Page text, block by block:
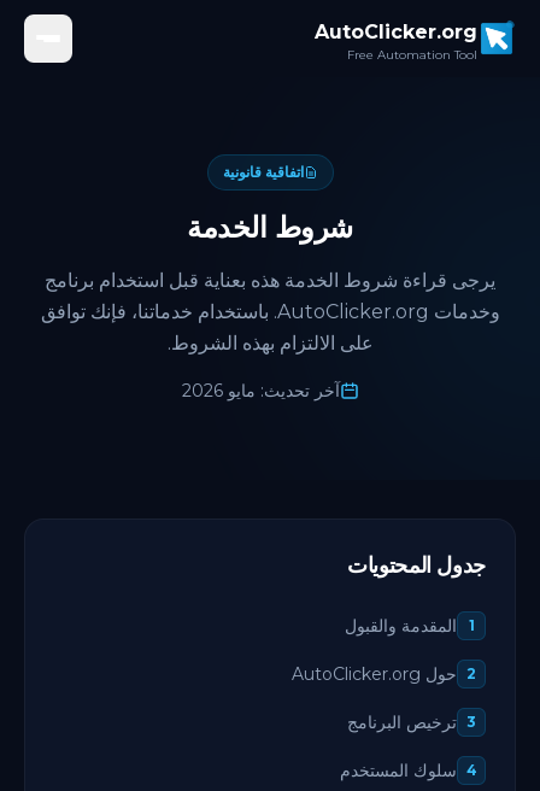
AutoClicker.org
Free Automation Tool
اتفاقية قانونية
شروط الخدمة
يرجى قراءة شروط الخدمة هذه بعناية قبل استخدام برنامج
وخدمات AutoClicker.org. باستخدام خدماتنا، فإنك توافق
على الالتزام بهذه الشروط.
آخر تحديث: مايو 2026
جدول المحتويات
1 المقدمة والقبول
2 حول AutoClicker.org
3 ترخيص البرنامج
4 سلوك المستخدم